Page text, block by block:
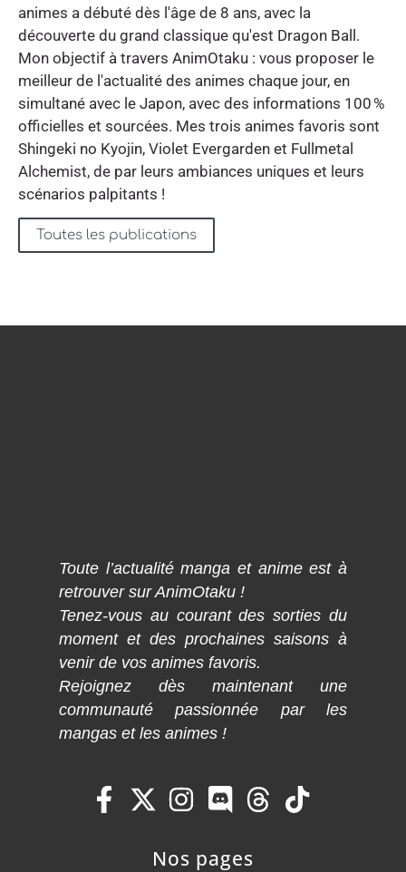
animes a débuté dès l'âge de 8 ans, avec la
découverte du grand classique qu'est Dragon Ball.
Mon objectif à travers AnimOtaku : vous proposer le
meilleur de l'actualité des animes chaque jour, en
simultané avec le Japon, avec des informations 100 %
officielles et sourcées. Mes trois animes favoris sont
Shingeki no Kyojin, Violet Evergarden et Fullmetal
Alchemist, de par leurs ambiances uniques et leurs
scénarios palpitants !
Toutes les publications
Toute l’actualité manga et anime est à
retrouver sur AnimOtaku !
Tenez-vous au courant des sorties du
moment et des prochaines saisons à
venir de vos animes favoris.
Rejoignez dès maintenant une
communauté passionnée par les
mangas et les animes !
Nos pages